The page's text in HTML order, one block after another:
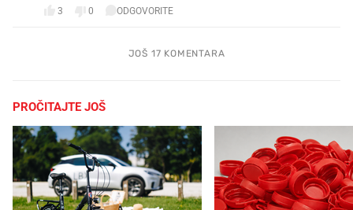
3 0 ODGOVORITE
JOŠ 17 KOMENTARA
PROČITAJTE JOŠ